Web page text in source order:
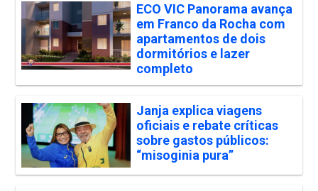
ECO VIC Panorama avança
em Franco da Rocha com
apartamentos de dois
dormitórios e lazer
completo
Janja explica viagens
oficiais e rebate críticas
sobre gastos públicos:
“misoginia pura”